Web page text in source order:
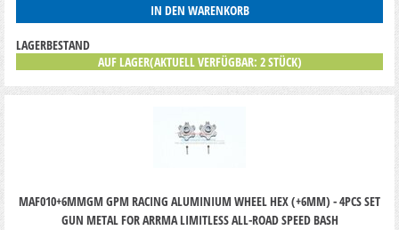
IN DEN WARENKORB
LAGERBESTAND
AUF LAGER(AKTUELL VERFÜGBAR: 2 STÜCK)
MAF010+6MMGM GPM RACING ALUMINIUM WHEEL HEX (+6MM) - 4PCS SET
GUN METAL FOR ARRMA LIMITLESS ALL-ROAD SPEED BASH